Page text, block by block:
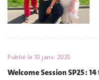
Publié le 10 janv. 2025
Welcome Session SP25 :